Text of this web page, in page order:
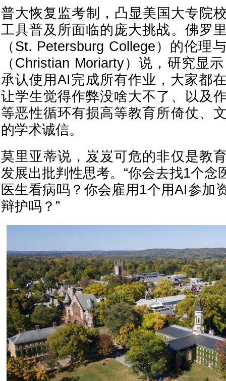
普大恢复监考制，凸显美国大专院
工具普及所面临的庞大挑战。佛罗
（St. Petersburg College）的伦理
（Christian Moriarty）说，研究显
承认使用AI完成所有作业，大家都
让学生觉得作弊没啥大不了、以及
等恶性循环有损高等教育所倚仗、
的学术诚信。
莫里亚蒂说，岌岌可危的非仅是教
发展出批判性思考。“你会去找1个念
医生看病吗？你会雇用1个用AI参加
辩护吗？”